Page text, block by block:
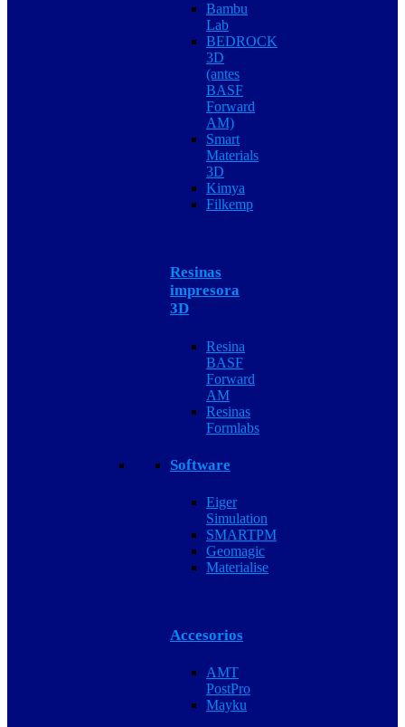
Bambu
Lab
BEDROCK
3D
(antes
BASF
Forward
AM)
Smart
Materials
3D
Kimya
Filkemp
Resinas
impresora
3D
Resina
BASF
Forward
AM
Resinas
Formlabs
Software
Eiger
Simulation
SMARTPM
Geomagic
Materialise
Accesorios
AMT
PostPro
Mayku